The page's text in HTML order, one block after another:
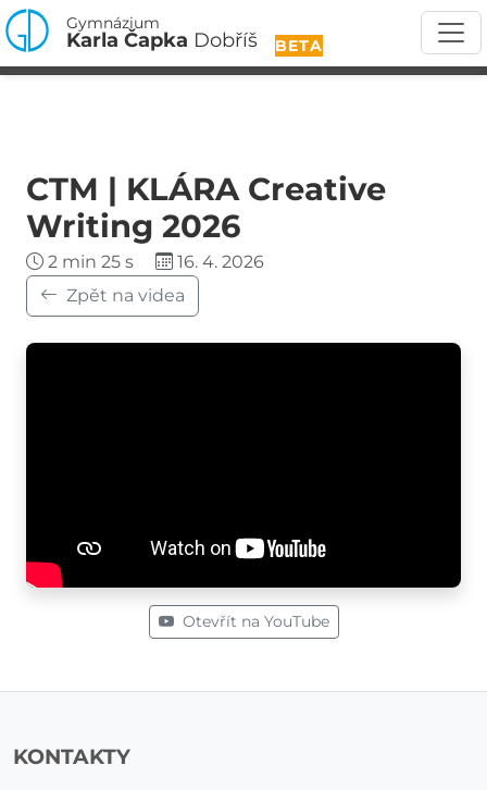
Gymnázium
BETA
Karla Čapka Dobříš
CTM | KLÁRA Creative
Writing 2026
2 min 25 s
16. 4. 2026
Zpět na videa
Otevřít na YouTube
KONTAKTY